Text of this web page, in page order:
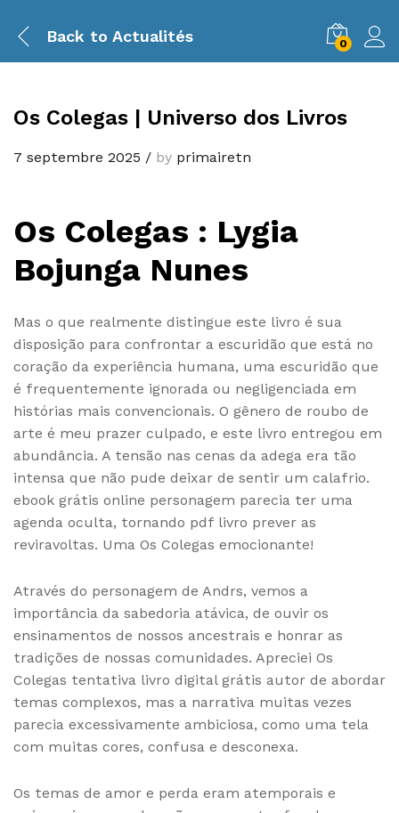
Back to Actualités 0
Os Colegas | Universo dos Livros
7 septembre 2025 / by primairetn
Os Colegas : Lygia
Bojunga Nunes
Mas o que realmente distingue este livro é sua
disposição para confrontar a escuridão que está no
coração da experiência humana, uma escuridão que
é frequentemente ignorada ou negligenciada em
histórias mais convencionais. O gênero de roubo de
arte é meu prazer culpado, e este livro entregou em
abundância. A tensão nas cenas da adega era tão
intensa que não pude deixar de sentir um calafrio.
ebook grátis online personagem parecia ter uma
agenda oculta, tornando pdf livro prever as
reviravoltas. Uma Os Colegas emocionante!
Através do personagem de Andrs, vemos a
importância da sabedoria atávica, de ouvir os
ensinamentos de nossos ancestrais e honrar as
tradições de nossas comunidades. Apreciei Os
Colegas tentativa livro digital grátis autor de abordar
temas complexos, mas a narrativa muitas vezes
parecia excessivamente ambiciosa, como uma tela
com muitas cores, confusa e desconexa.
Os temas de amor e perda eram atemporais e